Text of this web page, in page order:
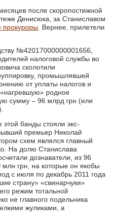
после скоропостижной
Денисюка, за Станиславом
прокуроры . Вернее, прилетели
№42017000000001656,
налоговой службы во
сколотили
промышлявшей
от уплаты налогов и
родное
сумму – 96 млрд грн (или
банды стояли экс-
премьер Николай
схем являлся главный
На долю Станислава
дознаватели, из 96
грн, на которые он якобы
с июля по декабрь 2011 года
страну» «свинарчуки»
режим тотальной
не главного подельника
жуликами, а